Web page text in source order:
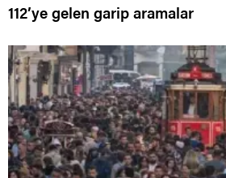
112’ye gelen garip aramalar